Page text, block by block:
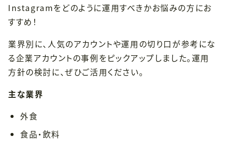
Instagramをどのように運用すべきかお悩みの方にお
すすめ！
業界別に、人気のアカウントや運用の切り口が参考にな
る企業アカウントの事例をピックアップしました。運用
方針の検討に、ぜひご活用ください。
主な業界
外食
食品・飲料